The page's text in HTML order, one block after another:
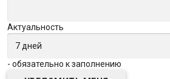
Актуальность
- обязательно к заполнению